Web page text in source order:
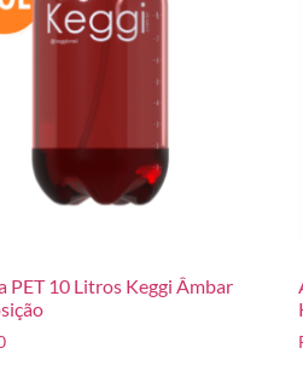
PET 10 Litros Keggi Âmbar